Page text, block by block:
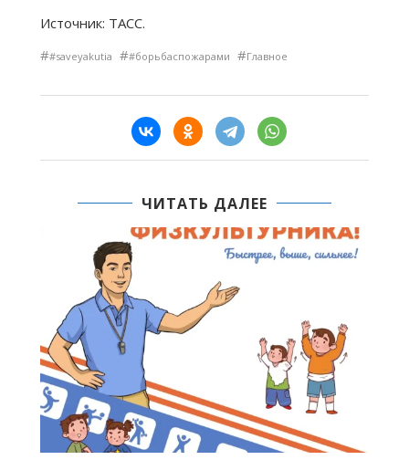
Источник: ТАСС.
##saveyakutia ##борьбаспожарами #Главное
ЧИТАТЬ ДАЛЕЕ